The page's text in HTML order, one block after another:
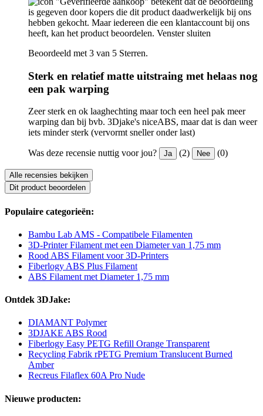
is gegeven door kopers die dit product daadwerkelijk bij ons
hebben gekocht. Maar iedereen die een klantaccount bij ons
heeft, kan het product beoordelen. Venster sluiten
Beoordeeld met 3 van 5 Sterren.
Sterk en relatief matte uitstraing met helaas nog
een pak warping
Zeer sterk en ok laaghechting maar toch een heel pak meer
warping dan bij bvb. 3Djake's niceABS, maar dat is dan weer
iets minder sterk (vervormt sneller onder last)
Was deze recensie nuttig voor jou? Ja (2) Nee (0)
Alle recensies bekijken
Dit product beoordelen
Populaire categorieën:
Bambu Lab AMS - Compatibele Filamenten
3D-Printer Filament met een Diameter van 1,75 mm
Rood ABS Filament voor 3D-Printers
Fiberlogy ABS Plus Filament
ABS Filament met Diameter 1,75 mm
Ontdek 3DJake:
DIAMANT Polymer
3DJAKE ABS Rood
Fiberlogy Easy PETG Refill Orange Transparent
Recycling Fabrik rPETG Premium Translucent Burned
Amber
Recreus Filaflex 60A Pro Nude
Nieuwe producten: